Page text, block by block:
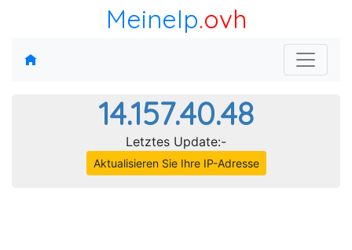
MeineIp.ovh
14.157.40.48
Letztes Update:-
Aktualisieren Sie Ihre IP-Adresse